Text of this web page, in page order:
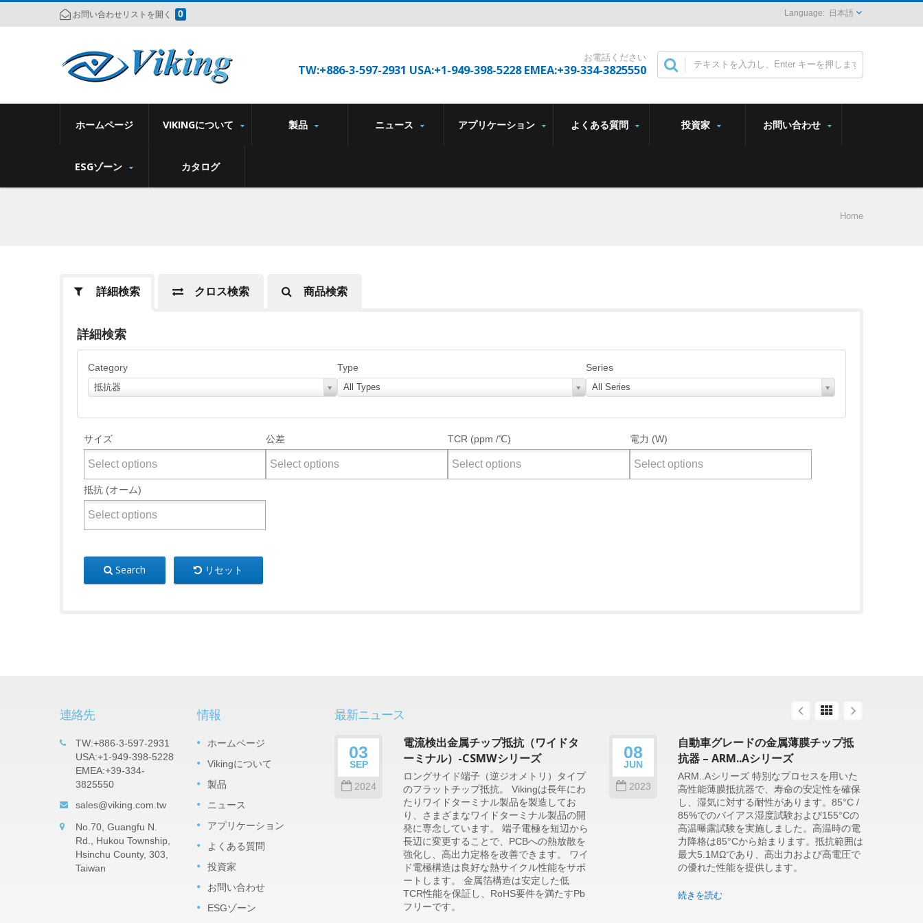
お問い合わせリストを開く 0 日本語
お電話ください
TW:+886-3-597-2931 USA:+1-949-398-5228 EMEA:+39-334-3825550
ホームページ VIKINGについて 製品 ニュース アプリケーション よくある質問 投資家 お問い合わせ
ESGゾーン カタログ
Home
詳細検索 クロス検索 商品検索
詳細検索
Category
抵抗器
Type
All Types
Series
All Series
サイズ 公差 TCR (ppm /℃) 電力 (W)
抵抗 (オーム)
Search リセット
連絡先
TW:+886-3-597-2931
USA:+1-949-398-5228
EMEA:+39-334-
3825550
sales@viking.com.tw
No.70, Guangfu N.
Rd., Hukou Township,
Hsinchu County, 303,
Taiwan
情報
ホームページ
Vikingについて
製品
ニュース
アプリケーション
よくある質問
投資家
お問い合わせ
ESGゾーン
最新ニュース
05
2022
重要な製品：タンタルナイトライド
（TaN）薄膜精密チップ抵抗器 -
TARシリーズ
TaN（窒化タンタル）フィルムは、高い相
対湿度に対抗できる湿気不透過性の酸化タ
湿度に対して電圧がかかっても非常に耐久
性があります。...
03
SEP
2024
電流検出金属チップ抵抗（ワイドタ
ーミナル）-CSMWシリーズ
ロングサイド端子（逆ジオメトリ）タイプ
のフラットチップ抵抗。 Vikingは長年にわ
たりワイドターミナル製品を製造してお
り、さまざまなワイドターミナル製品の開
発に専念しています。 端子電極を短辺から
長辺に変更することで、PCBへの熱放散を
強化し、高出力定格を改善できます。 ワイ
ド電極構造は良好な熱サイクル性能をサポ
ートします。 金属箔構造は安定した低
TCR性能を保証し、RoHS要件を満たすPb
フリーです。
08
JUN
2023
自動車グレードの金属薄膜チップ抵
抗器 – ARM..Aシリーズ
ARM..Aシリーズ 特別なプロセスを用いた
高性能薄膜抵抗器で、寿命の安定性を確保
し、湿気に対する耐性があります。85°C /
85%でのバイアス湿度試験および155°Cの
高温曝露試験を実施しました。高温時の電
力降格は85°Cから始まります。抵抗範囲は
最大5.1MΩであり、高出力および高電圧で
の優れた性能を提供します。
続きを読む